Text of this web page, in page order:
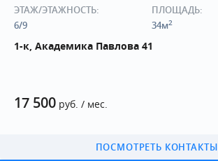
17 500 руб. / мес.
1-к, Академика Павлова 41
ПОСМОТРЕТЬ КОНТАКТЫ
ЭТАЖ/ЭТАЖНОСТЬ:
6/9
ПЛОЩАДЬ:
34м2